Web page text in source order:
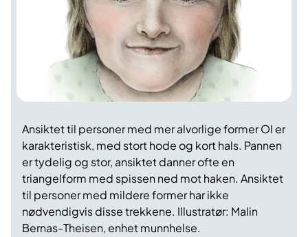
Ansiktet til personer med mer alvorlige former OI er
karakteristisk, med stort hode og kort hals. Pannen
er tydelig og stor, ansiktet danner ofte en
triangelform med spissen ned mot haken. Ansiktet
til personer med mildere former har ikke
nødvendigvis disse trekkene. Illustratør: Malin
Bernas-Theisen, enhet munnhelse.